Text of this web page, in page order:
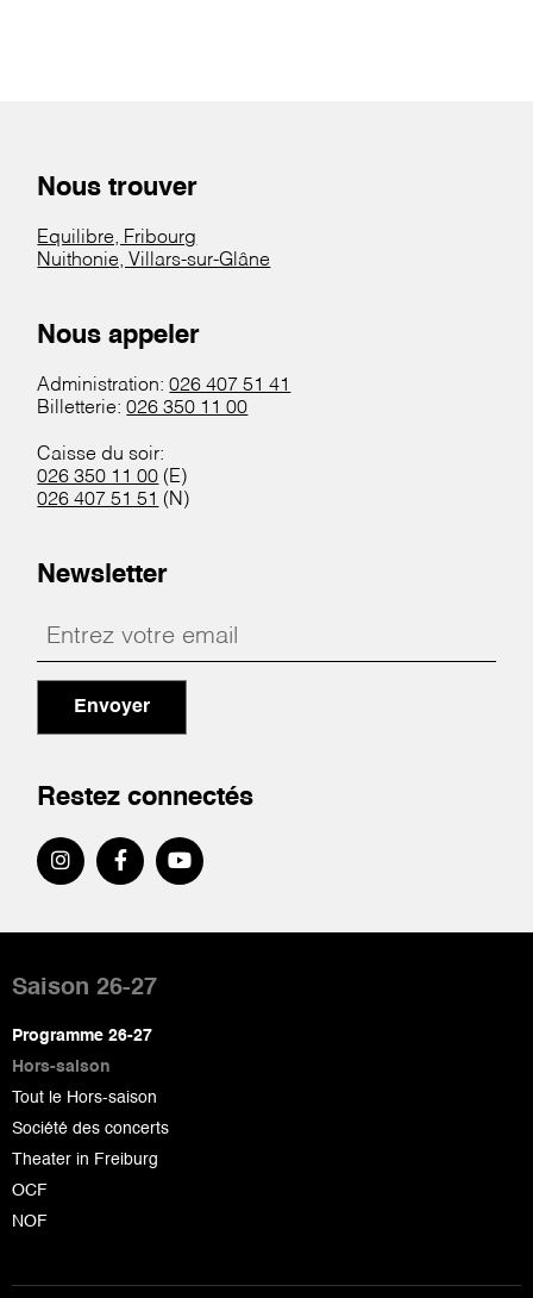
Nous trouver
Equilibre, Fribourg
Nuithonie, Villars-sur-Glâne
Nous appeler
Administration:026 407 51 41
Billetterie:026 350 11 00
Caisse du soir:
026 350 11 00 (E)
026 407 51 51 (N)
Newsletter
Envoyer
Restez connectés
de
page
Saison 26-27
Programme 26-27
Hors-saison
Tout le Hors-saison
Société des concerts
Theater in Freiburg
OCF
NOF